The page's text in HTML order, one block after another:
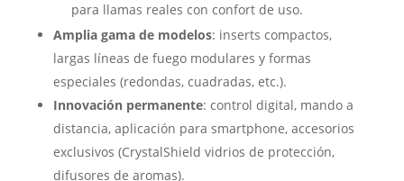
para llamas reales con confort de uso.
Amplia gama de modelos: inserts compactos,
largas líneas de fuego modulares y formas
especiales (redondas, cuadradas, etc.).
Innovación permanente: control digital, mando a
distancia, aplicación para smartphone, accesorios
exclusivos (CrystalShield vidrios de protección,
difusores de aromas).